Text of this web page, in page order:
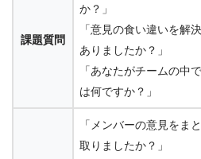
課題質問
か？」
「意見の食い違いを解
ありましたか？」
「あなたがチームの中
は何ですか？」
「メンバーの意見をま
取りましたか？」